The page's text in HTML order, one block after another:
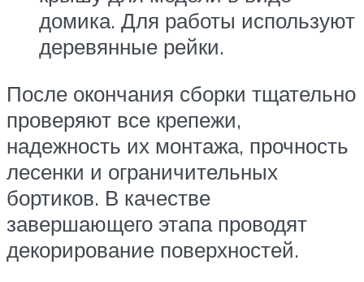
домика. Для работы используют
деревянные рейки.
После окончания сборки тщательно
проверяют все крепежи,
надежность их монтажа, прочность
лесенки и ограничительных
бортиков. В качестве
завершающего этапа проводят
декорирование поверхностей.